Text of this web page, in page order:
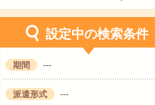
設定中の検索条件
期間 ---
派遣形式 ---